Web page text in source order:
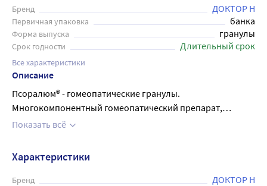
Бренд ДОКТОР Н
Первичная упаковка банка
Форма выпуска гранулы
Срок годности Длительный срок
Все характеристики
Описание
Псоралюм® - гомеопатические гранулы.
Многокомпонентный гомеопатический препарат,
действие которого обусловлено компонентами,
в стадии обострения (или распространения). Препарат
принимают под язык до полного рассасывания за 30
минут до еды или через час после еды или в промежутках
Показать всё
Характеристики
Бренд ДОКТОР Н